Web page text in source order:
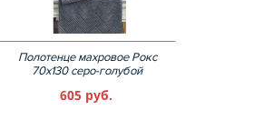
Полотенце махровое Рокс
70х130 серо-голубой
605 руб.